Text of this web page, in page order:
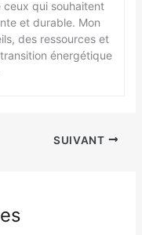
ceux qui souhaitent
et durable. Mon
des ressources et
énergétique
SUIVANT